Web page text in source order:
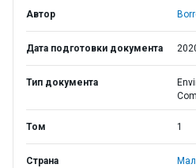
Автор
Дата подготовки документа
Тип документа
Том 1
Страна